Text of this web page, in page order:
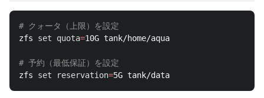
# クォータ（上限）を設定
zfs set quota=10G tank/home/aqua
# 予約（最低保証）を設定
zfs set reservation=